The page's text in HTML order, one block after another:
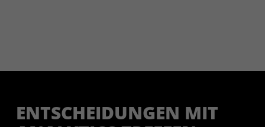
ENTSCHEI­DUNGEN MIT